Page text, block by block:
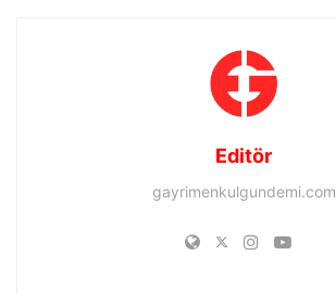
Editör
gayrimenkulgundemi.com